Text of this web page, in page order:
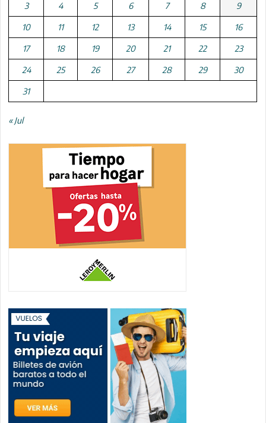
3 4 5 6 7 8 9
10 11 12 13 14 15 16
17 18 19 20 21 22 23
24 25 26 27 28 29 30
31
« Jul